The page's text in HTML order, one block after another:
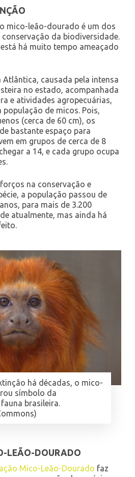
mico-leão-dourado é um dos
da biodiversidade.
há muito tempo ameaçado
causada pela intensa
no estado, acompanhada
e atividades agropecuárias,
de micos. Pois,
(cerca de 60 cm), os
bastante espaço para
em grupos de cerca de 8
a 14, e cada grupo ocupa
na conservação e
a população passou de
para mais de 3.200
atualmente, mas ainda há
há décadas, o mico-
símbolo da
brasileira.
LEÃO-DOURADO
Mico-Leão-Dourado faz